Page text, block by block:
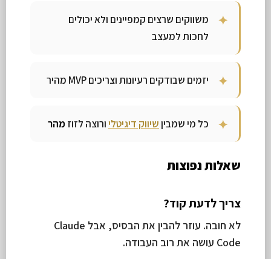
משווקים שרצים קמפיינים ולא יכולים
לחכות למעצב
יזמים שבודקים רעיונות וצריכים MVP מהיר
כל מי שמביןשיווק דיגיטליורוצה לזוזמהר
שאלות נפוצות
צריך לדעת קוד?
לא חובה. עוזר להבין את הבסיס, אבל Claude
Code עושה את רוב העבודה.